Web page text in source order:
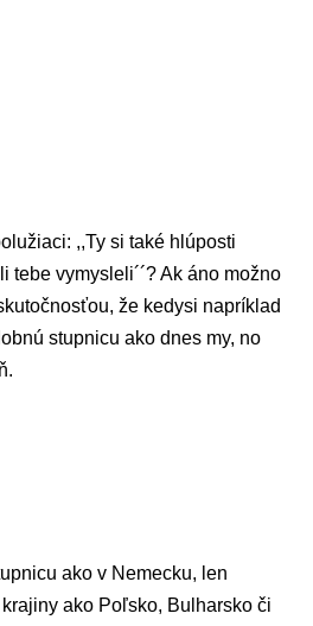
,,Ty si také hlúposti
tebe vymysleli´´? Ak áno možno
že kedysi napríklad
stupnicu ako dnes my, no
ako v Nemecku, len
ako Poľsko, Bulharsko či